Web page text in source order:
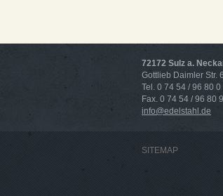
72172 Sulz a.
Gottlieb Daimler Str. 6
Tel. 0 74 54 / 96 80 0
Fax. 0 74 54 / 96 80
info@edelstahl.de
SITEMAP